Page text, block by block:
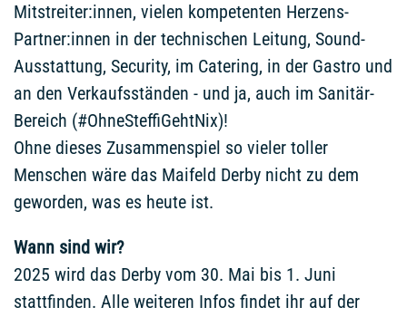
Mitstreiter:innen, vielen kompetenten Herzens-
Partner:innen in der technischen Leitung, Sound-
Ausstattung, Security, im Catering, in der Gastro und
an den Verkaufsständen - und ja, auch im Sanitär-
Bereich (#OhneSteffiGehtNix)!
Ohne dieses Zusammenspiel so vieler toller
Menschen wäre das Maifeld Derby nicht zu dem
geworden, was es heute ist.
Wann sind wir?
2025 wird das Derby vom 30. Mai bis 1. Juni
stattfinden. Alle weiteren Infos findet ihr auf der